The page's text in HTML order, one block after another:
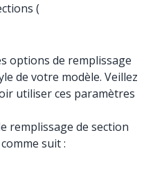
(
options de remplissage
de votre modèle. Veillez
utiliser ces paramètres
remplissage de section
suit :